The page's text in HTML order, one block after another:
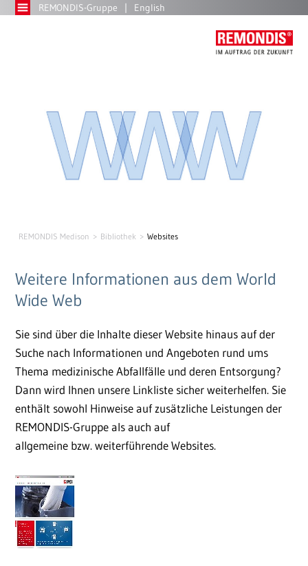
REMONDIS-Gruppe English
REMONDIS Medison Bibliothek Websites
Weitere Informationen aus dem World
Wide Web
Sie sind über die Inhalte dieser Website hinaus auf der
Suche nach Informationen und Angeboten rund ums
Thema medizinische Abfallfälle und deren Entsorgung?
Dann wird Ihnen unsere Linkliste sicher weiterhelfen. Sie
enthält sowohl Hinweise auf zusätzliche Leistungen der
REMONDIS-Gruppe als auch auf
allgemeine bzw. weiterführende Websites.